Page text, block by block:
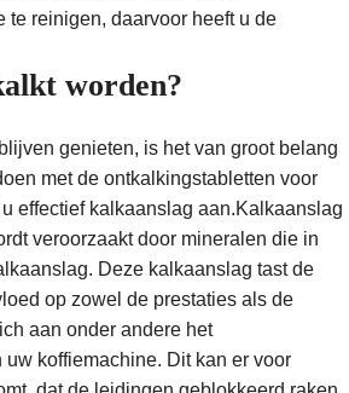
reinigen, daarvoor heeft u de
worden?
genieten, is het van groot belang
met de ontkalkingstabletten voor
effectief kalkaanslag aan.Kalkaanslag
veroorzaakt door mineralen die in
Deze kalkaanslag tast de
op zowel de prestaties als de
aan onder andere het
koffiemachine. Dit kan er voor